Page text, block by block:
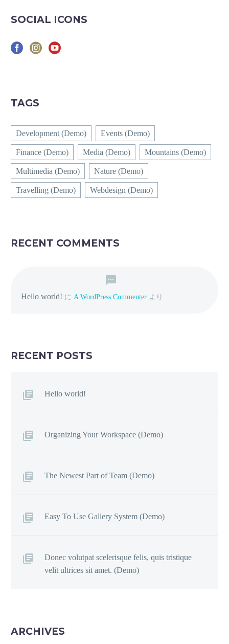
SOCIAL ICONS
TAGS
Development (Demo) Events (Demo)
Finance (Demo) Media (Demo) Mountains (Demo)
Multimedia (Demo) Nature (Demo)
Travelling (Demo) Webdesign (Demo)
RECENT COMMENTS
Hello world! に A WordPress Commenter より
RECENT POSTS
Hello world!
Organizing Your Workspace (Demo)
The Newest Part of Team (Demo)
Easy To Use Gallery System (Demo)
Donec volutpat scelerisque felis, quis tristique
velit ultrices sit amet. (Demo)
ARCHIVES